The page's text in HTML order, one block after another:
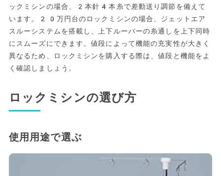
ックミシンの場合、2本針4本糸で差動送り調節を備えて
います。20万円台のロックミシンの場合、ジェットエア
スルーシステムを搭載し、上下ルーパーの糸通しを上下同時
にスムーズにできます。値段によって機能の充実性が大きく
異なるため、ロックミシンを購入する際は、値段と機能をよ
く確認しましょう。
ロックミシンの選び方
使用用途で選ぶ